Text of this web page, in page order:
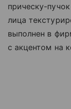
прическу-
лица
выполнен в
с акцентом на